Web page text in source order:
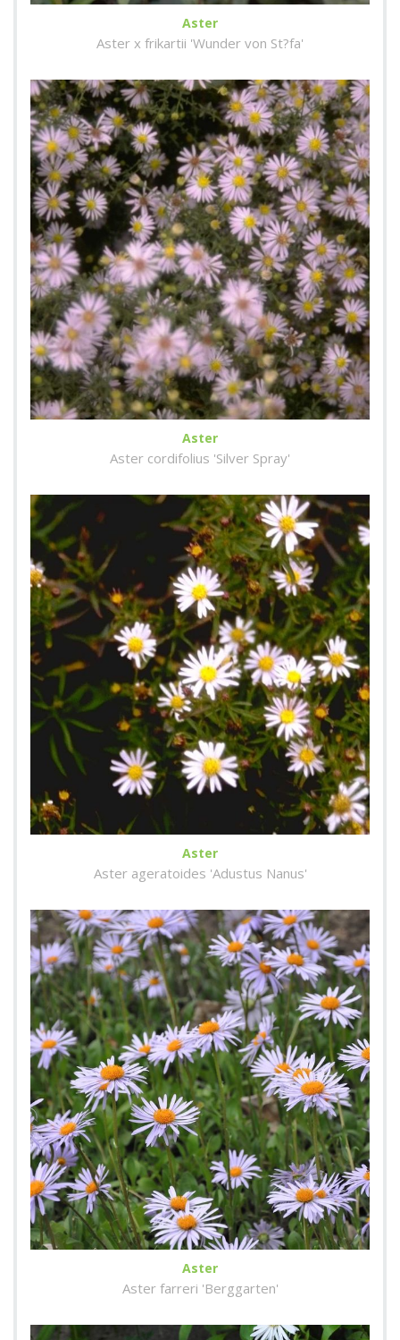
Aster
Aster x frikartii 'Wunder von St?fa'
Aster
Aster cordifolius 'Silver Spray'
Aster
Aster ageratoides 'Adustus Nanus'
Aster
Aster farreri 'Berggarten'